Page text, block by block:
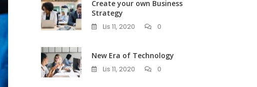
Create your own Business
Strategy
Lis 11, 2020
0
New Era of Technology
Lis 11, 2020
0